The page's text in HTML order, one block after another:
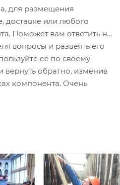
таким образом, в
не смещается, а
ее профиля высокая
гарантируется.
для размещения
доставке или любого
Поможет вам ответить на
вопросы и развеять его
её по своему
вернуть обратно, изменив
компонента. Очень